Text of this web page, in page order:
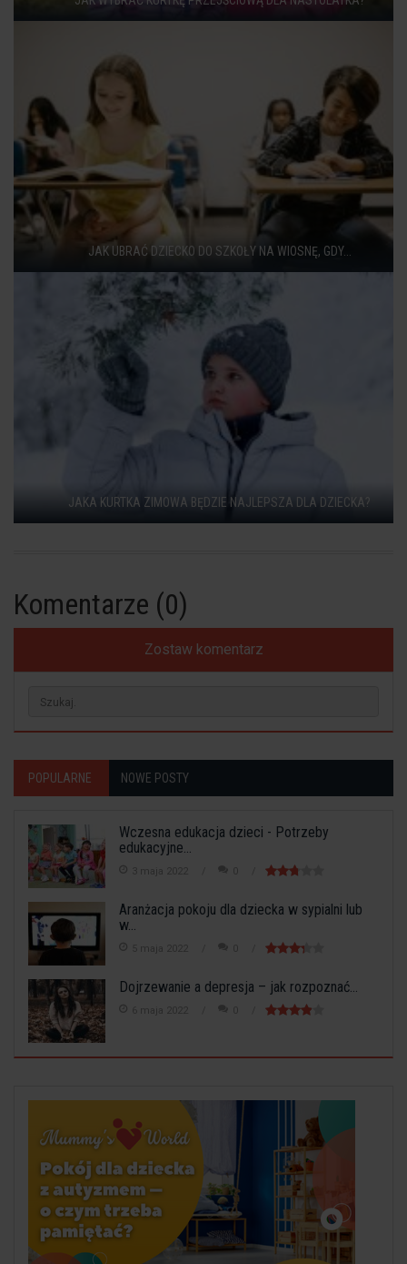
JAK UBRAĆ DZIECKO DO SZKOŁY NA WIOSNĘ, GDY...
JAKA KURTKA ZIMOWA BĘDZIE NAJLEPSZA DLA DZIECKA?
Komentarze (0)
Zostaw komentarz
POPULARNE NOWE POSTY
Wczesna edukacja dzieci - Potrzeby
edukacyjne...
3 maja 2022 0
Aranżacja pokoju dla dziecka w sypialni lub
w...
5 maja 2022 0
Dojrzewanie a depresja – jak rozpoznać...
6 maja 2022 0